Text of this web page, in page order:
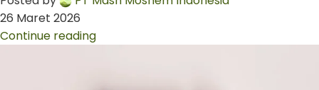
26 Maret 2026
Continue reading